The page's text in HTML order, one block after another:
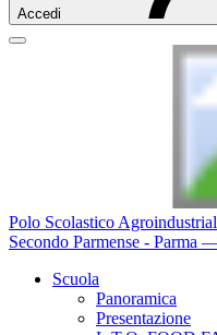
Accedi
Polo Scolastico
Secondo Parmense - Parma —
Scuola
Panoramica
Presentazione